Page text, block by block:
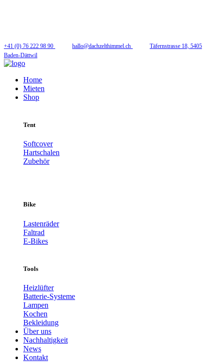
+41 (0) 76 222 98 90 hallo@dachzelthimmel.ch
Täfernstrasse 18, 5405
Baden-Dättwil
Home
Mieten
Shop
Tent
Softcover
Hartschalen
Zubehör
Bike
Lastenräder
Faltrad
E-Bikes
Tools
Heizlüfter
Batterie-Systeme
Lampen
Kochen
Bekleidung
Über uns
Nachhaltigkeit
News
Kontakt